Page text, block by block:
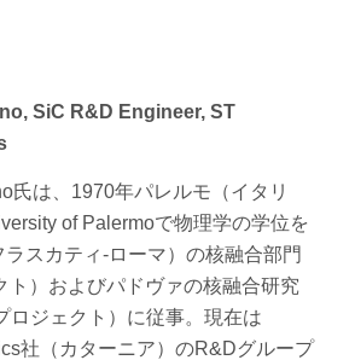
SiC R&D Engineer, ST
氏は、1970年パレルモ（イタリ
of Palermoで物理学の学位を
スカティ-ローマ）の核融合部門
ト）およびパドヴァの核融合研究
ロジェクト）に従事。現在は
社（カターニア）のR&Dグループ